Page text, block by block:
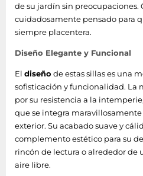
de su jardín sin preocupaciones.
cuidadosamente pensado para
siempre placentera.
Diseño Elegante y Funcional
El diseño de estas sillas es una
sofisticación y funcionalidad. La
por su resistencia a la
que se integra
exterior. Su acabado suave y
complemento estético para su
rincón de lectura o alrededor de
aire libre.